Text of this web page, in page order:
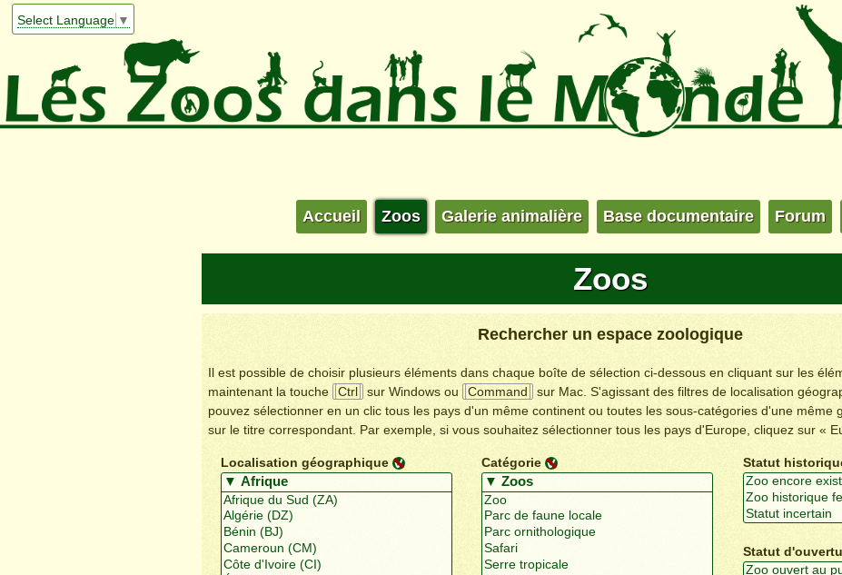
Select Language ▼
Accueil Zoos Galerie animalière Base documentaire Forum
Zoos
Rechercher un espace zoologique
Il est possible de choisir plusieurs éléments dans chaque boîte de sélection ci-dessous en cliquant sur les
maintenant la touche
Ctrl sur Windows ou Command
sur Mac. S'agissant des filtres de localisation
pouvez sélectionner en un clic tous les pays d'un même continent ou toutes les sous-catégories d'une même
sur le titre correspondant. Par exemple, si vous souhaitez sélectionner tous les pays d'Europe, cliquez sur «
Localisation géographique Catégorie Statut
Statut